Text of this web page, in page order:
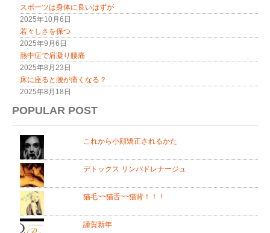
スポーツは身体に良いはずが
2025年10月6日
若々しさを保つ
2025年9月6日
熱中症で肩凝り腰痛
2025年8月23日
床に座ると腰が痛くなる？
2025年8月18日
POPULAR POST
これから小顔矯正されるかた
デトックス リンパドレナージュ
猫毛~~猫舌~~猫背！！！
謹賀新年